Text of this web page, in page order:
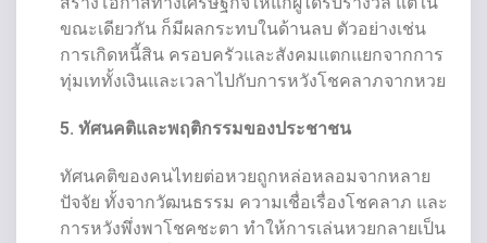
ขณะเดียวกัน ก็มีผลกระทบในด้านลบ ตัวอย่างเช่น
การเกิดหนี้สิน ครอบครัวและสังคมแตกแยกจากการ
ทุ่มเททั้งเงินและเวลาไปกับการหวังโชคลาภจากหวย
5. ทัศนคติและพฤติกรรมของประชาชน
ทัศนคติของคนไทยต่อหวยถูกหล่อหลอมจากหลาย
ปัจจัย ทั้งจากวัฒนธรรม ความเชื่อเรื่องโชคลาภ และ
การหวังพึ่งพาโชคชะตา ทำให้การเล่นหวยกลายเป็น